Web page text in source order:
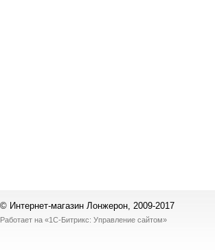
© Интернет-магазин Лонжерон, 2009-2017
Работает на «1С-Битрикс: Управление сайтом»